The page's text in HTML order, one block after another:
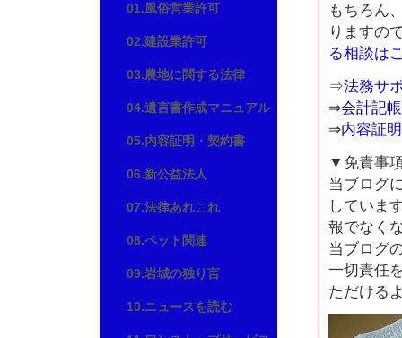
もちろん
りますの
る相談は
⇒法務サ
⇒会計記
⇒内容証
▼免責事
当ブログ
していま
報でなく
当ブログ
一切責任
ただける
01.風俗営業許可
02.建設業許可
03.農地に関する法律
04.遺言書作成マニュアル
05.内容証明・契約書
06.新公益法人
07.法律あれこれ
08.ペット関連
09.岩城の独り言
10.ニュースを読む